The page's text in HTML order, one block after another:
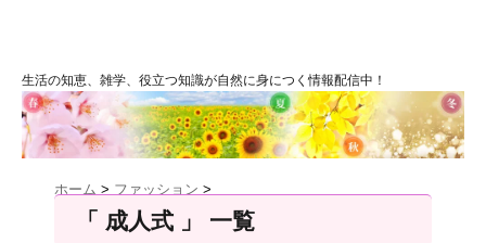
生活の知恵、雑学、役立つ知識が自然に身につく情報配信中！
ホーム > ファッション >
「 成人式 」 一覧